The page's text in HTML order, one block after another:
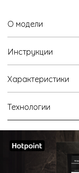
О модели
Инструкции
Характеристики
Технологии